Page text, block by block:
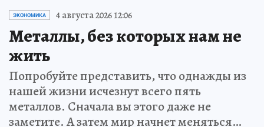
ЭКОНОМИКА 4 августа 2026 12:06
Металлы, без которых нам не
жить
Попробуйте представить, что однажды из
нашей жизни исчезнут всего пять
металлов. Сначала вы этого даже не
заметите. А затем мир начнет меняться…